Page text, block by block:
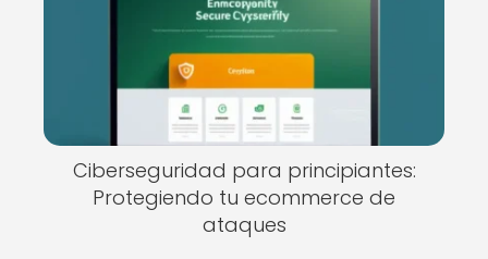
Ciberseguridad para principiantes:
Protegiendo tu ecommerce de
ataques